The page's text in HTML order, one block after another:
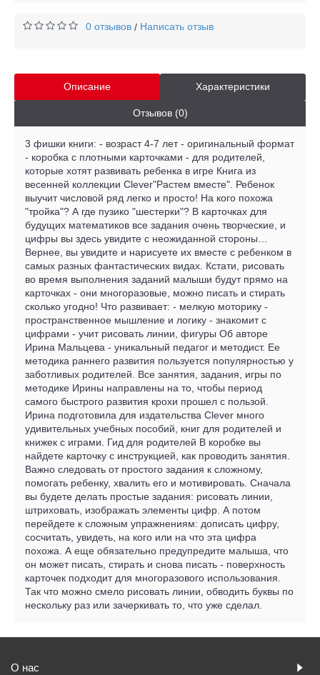
0 отзывов / Написать отзыв
Описание Характеристики
Отзывов (0)
3 фишки книги: - возраст 4-7 лет - оригинальный формат
- коробка с плотными карточками - для родителей,
которые хотят развивать ребенка в игре Книга из
весенней коллекции Clever"Растем вместе". Ребенок
выучит числовой ряд легко и просто! На кого похожа
"тройка"? А где пузико "шестерки"? В карточках для
будущих математиков все задания очень творческие, и
цифры вы здесь увидите с неожиданной стороны…
Вернее, вы увидите и нарисуете их вместе с ребенком в
самых разных фантастических видах. Кстати, рисовать
во время выполнения заданий малыши будут прямо на
карточках - они многоразовые, можно писать и стирать
сколько угодно! Что развивает: - мелкую моторику -
пространственное мышление и логику - знакомит с
цифрами - учит рисовать линии, фигуры Об авторе
Ирина Мальцева - уникальный педагог и методист. Ее
методика раннего развития пользуется популярностью у
заботливых родителей. Все занятия, задания, игры по
методике Ирины направлены на то, чтобы период
самого быстрого развития крохи прошел с пользой.
Ирина подготовила для издательства Clever много
удивительных учебных пособий, книг для родителей и
книжек с играми. Гид для родителей В коробке вы
найдете карточку с инструкцией, как проводить занятия.
Важно следовать от простого задания к сложному,
помогать ребенку, хвалить его и мотивировать. Сначала
вы будете делать простые задания: рисовать линии,
штриховать, изображать элементы цифр. А потом
перейдете к сложным упражнениям: дописать цифру,
сосчитать, увидеть, на кого или на что эта цифра
похожа. А еще обязательно предупредите малыша, что
он может писать, стирать и снова писать - поверхность
карточек подходит для многоразового использования.
Так что можно смело рисовать линии, обводить буквы по
нескольку раз или зачеркивать то, что уже сделал.
О нас